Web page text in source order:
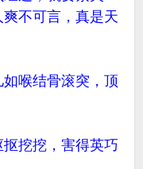
不可言，真是天
喉结骨滚突，顶
挖挖，害得英巧